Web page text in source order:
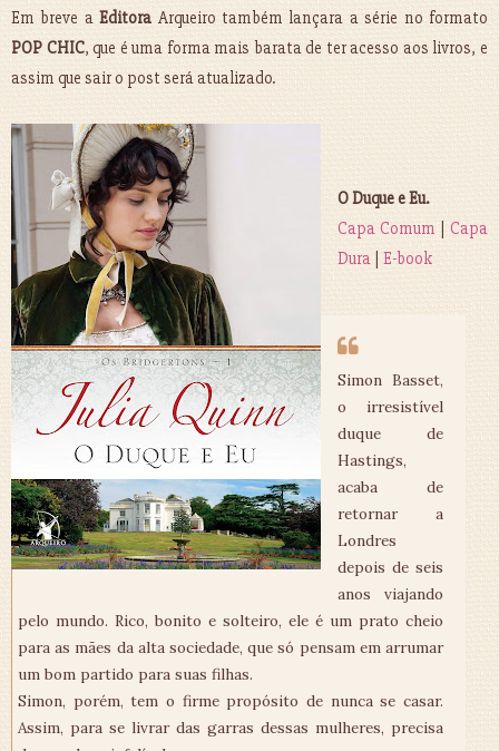
Em breve aEditora Arqueiro também lançara a série no formato
POP CHIC, que é uma forma mais barata de ter acesso aos livros, e
assim que sair o post será atualizado.
O Duque e Eu.
Capa Comum|Capa
Dura| E-book
Simon Basset,
o irresistível
duque de
Hastings,
acaba de
retornar a
Londres
depois de seis
anos viajando
pelo mundo. Rico, bonito e solteiro, ele é um prato cheio
para as mães da alta sociedade, que só pensam em arrumar
um bom partido para suas filhas.
Simon, porém, tem o firme propósito de nunca se casar.
Assim, para se livrar das garras dessas mulheres, precisa